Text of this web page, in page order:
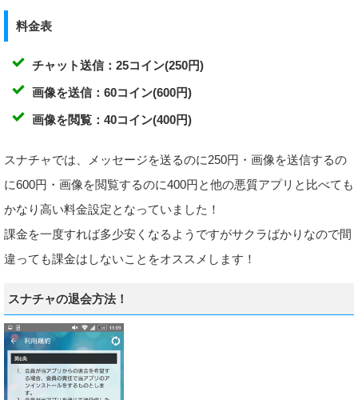
料金表
チャット送信：25コイン(250円)
画像を送信：60コイン(600円)
画像を閲覧：40コイン(400円)
スナチャでは、メッセージを送るのに250円・画像を送信するの
に600円・画像を閲覧するのに400円と他の悪質アプリと比べても
かなり高い料金設定となっていました！
課金を一度すれば多少安くなるようですがサクラばかりなので間
違っても課金はしないことをオススメします！
スナチャの退会方法！